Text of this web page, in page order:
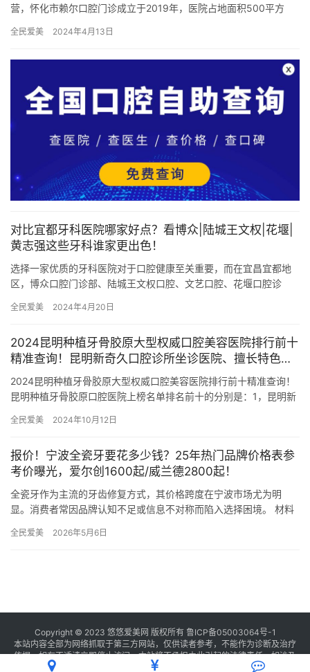
营，怀化市赖尔口腔门诊成立于2019年，医院占地面积500平方
齿…
全民爱美 2024年4月13日
对比宜都牙科医院哪家好点？看博众|陆城王文权|花堰|
黄志强这些牙科谁家更出色！
选择一家优质的牙科医院对于口腔健康至关重要，而在宜昌宜都地
区，博众口腔门诊部、陆城王文权口腔、文艺口腔、花堰口腔诊
的优势之…
全民爱美 2024年4月20日
2024昆明种植牙骨胶原大型权威口腔美容医院排行前十
精准查询！昆明新奇久口腔诊所坐诊医院、擅长特色等
一一呈现
2024昆明种植牙骨胶原大型权威口腔美容医院排行前十精准查询！
昆明种植牙骨胶原口腔医院上榜名单排名前十的分别是：1，昆明新
全民爱美 2024年10月12日
报价！宁波全瓷牙要花多少钱？25年热门品牌价格表参
考价曝光，爱尔创1600起/威兰德2800起！
全瓷牙作为主流的牙齿修复方式，其价格跨度在宁波市场尤为明
显。消费者常因品牌认知不足或信息不对称而陷入选择困境。 材料
产品透…
全民爱美 2026年5月6日
Copyright © 2023 悠悠爱美网 版权所有 鲁ICP备05003064号-1
本站内容全部为网络抓取于第三方网站，仅供读者参考，不能作为诊断及治疗
依据，如有不适请立即停止访问，本站将不承担由此引起的法律责任。如涉及
联系我们